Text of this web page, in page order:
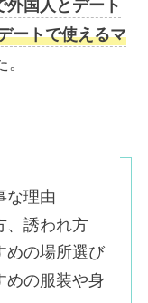
外国人とデート
ートで使えるマ
な理由
、誘われ方
めの場所選び
めの服装や身